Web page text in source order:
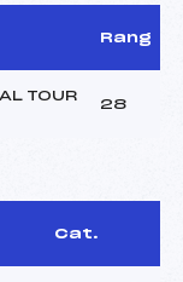
Rang
TOUR
28
Cat.